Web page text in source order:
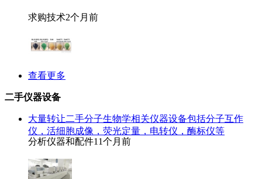
求购技术2个月前
查看更多
二手仪器设备
大量转让二手分子生物学相关仪器设备包括分子互作
仪，活细胞成像，荧光定量，电转仪，酶标仪等
分析仪器和配件11个月前